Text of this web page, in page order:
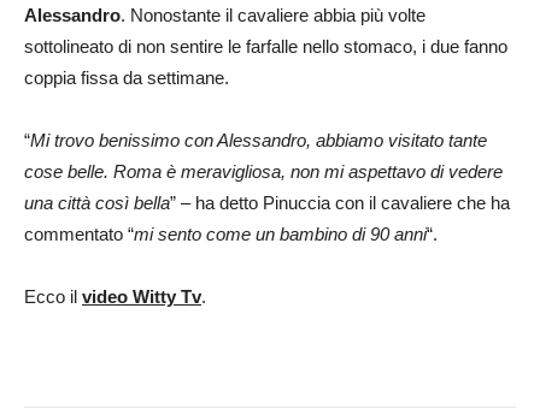
Alessandro. Nonostante il cavaliere abbia più volte
sottolineato di non sentire le farfalle nello stomaco, i due fanno
coppia fissa da settimane.
“Mi trovo benissimo con Alessandro, abbiamo visitato tante
cose belle. Roma è meravigliosa, non mi aspettavo di vedere
una città così bella” – ha detto Pinuccia con il cavaliere che ha
commentato “mi sento come un bambino di 90 anni“.
Ecco il video Witty Tv.